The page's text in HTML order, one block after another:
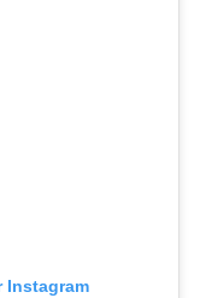
Instagram